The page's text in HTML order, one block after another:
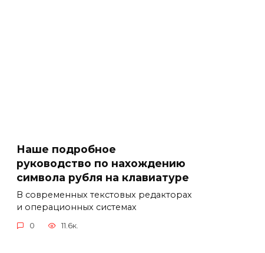
Наше подробное
руководство по нахождению
символа рубля на клавиатуре
В современных текстовых редакторах
и операционных системах
0 11.6к.